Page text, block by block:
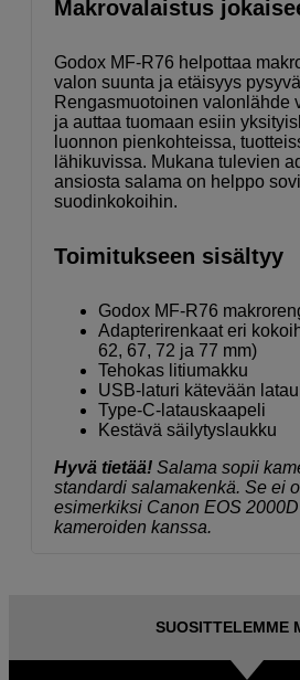
Makrovalaistus
Godox MF-R76 helpottaa
valon suunta ja etäisyys
Rengasmuotoinen valonlähde
ja auttaa tuomaan esiin
luonnon pienkohteissa,
lähikuvissa. Mukana tulevien
ansiosta salama on helppo
suodinkokoihin.
Toimitukseen sisältyy
Godox MF-R76
Adapterirenkaat eri
62, 67, 72 ja 77 mm)
Tehokas litiumakku
USB-laturi kätevään
Type-C-latauskaapeli
Kestävä säilytyslaukku
Hyvä tietää! Salama sopii
standardi salamakenkä. Se ei
esimerkiksi Canon EOS
kameroiden kanssa.
SUOSITTELEMME